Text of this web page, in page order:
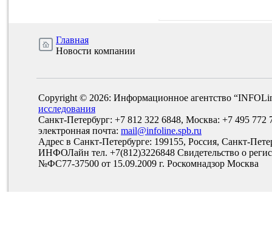
Главная
Новости компании
Copyright © 2026: Информационное агентство
исследования
Санкт-Петербург: +7 812 322 6848, Москва: +7 495 772
электронная почта: mail@infoline.spb.ru
Адрес в Санкт-Петербурге: 199155, Россия, Санкт-
ИНФОЛайн тел. +7(812)3226848 Свидетельство о
№ФС77-37500 от 15.09.2009 г. Роскомнадзор Москва